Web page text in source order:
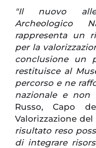
"Il nuovo
Archeologico
rappresenta un
per la
conclusione un
restituisce al
percorso e ne
nazionale e non
Russo, Capo
Valorizzazione
risultato reso
di integrare